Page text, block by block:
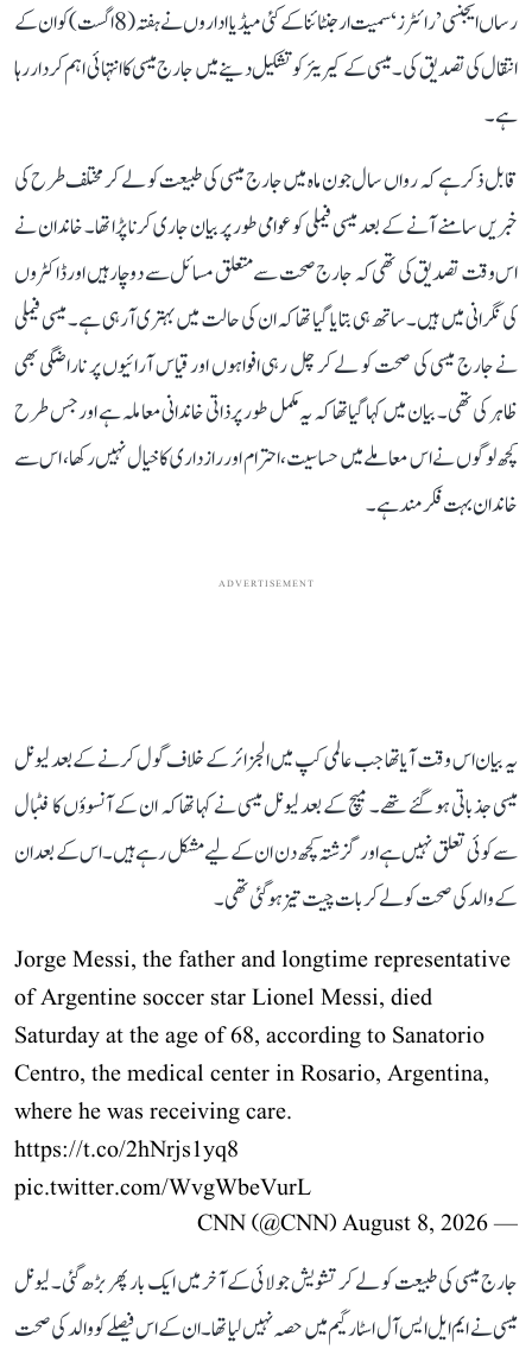
رساں ایجنسی ’رائٹرز‘ سمیت ارجنٹائنا کے کئی میڈیا اداروں نے ہفتہ (8 اگست) کو ان کے
انتقال کی تصدیق کی۔ میسی کے کیریئر کو تشکیل دینے میں جارج میسی کا انتہائی اہم کردار رہا
ہے۔
قابل ذکر ہے کہ رواں سال جون ماہ میں جارج میسی کی طبیعت کو لے کر مختلف طرح کی
خبریں سامنے آنے کے بعد میسی فیملی کو عوامی طور پر بیان جاری کرنا پڑا تھا۔ خاندان نے
اس وقت تصدیق کی تھی کہ جارج صحت سے متعلق مسائل سے دوچار ہیں اور ڈاکٹروں
کی نگرانی میں ہیں۔ ساتھ ہی بتایا گیا تھا کہ ان کی حالت میں بہتری آ رہی ہے۔ میسی فیملی
نے جارج میسی کی صحت کو لے کر چل رہی افواہوں اور قیاس آرائیوں پر ناراضگی بھی
ظاہر کی تھی۔ بیان میں کہا گیا تھا کہ یہ مکمل طور پر ذاتی خاندانی معاملہ ہے اور جس طرح
کچھ لوگوں نے اس معاملے میں حساسیت، احترام اور رازداری کا خیال نہیں رکھا، اس سے
خاندان بہت فکرمند ہے۔
ADVERTISEMENT
یہ بیان اس وقت آیا تھا جب عالمی کپ میں الجزائر کے خلاف گول کرنے کے بعد لیونل
میسی جذباتی ہو گئے تھے۔ میچ کے بعد لیونل میسی نے کہا تھا کہ ان کے آنسوؤں کا فٹبال
سے کوئی تعلق نہیں ہے اور گزشتہ کچھ دن ان کے لیے مشکل رہے ہیں۔ اس کے بعد ان
کے والد کی صحت کو لے کر بات چیت تیز ہو گئی تھی۔
Jorge Messi, the father and longtime representative
of Argentine soccer star Lionel Messi, died
Saturday at the age of 68, according to Sanatorio
Centro, the medical center in Rosario, Argentina,
where he was receiving care.
https://t.co/2hNrjs1yq8
pic.twitter.com/WvgWbeVurL
— CNN (@CNN)
August 8, 2026
جارج میسی کی طبیعت کو لے کر تشویش جولائی کے آخر میں ایک بار پھر بڑھ گئی۔ لیونل
میسی نے ایم ایل ایس آل اسٹار گیم میں حصہ نہیں لیا تھا۔ ان کے اس فیصلے کو والد کی صحت